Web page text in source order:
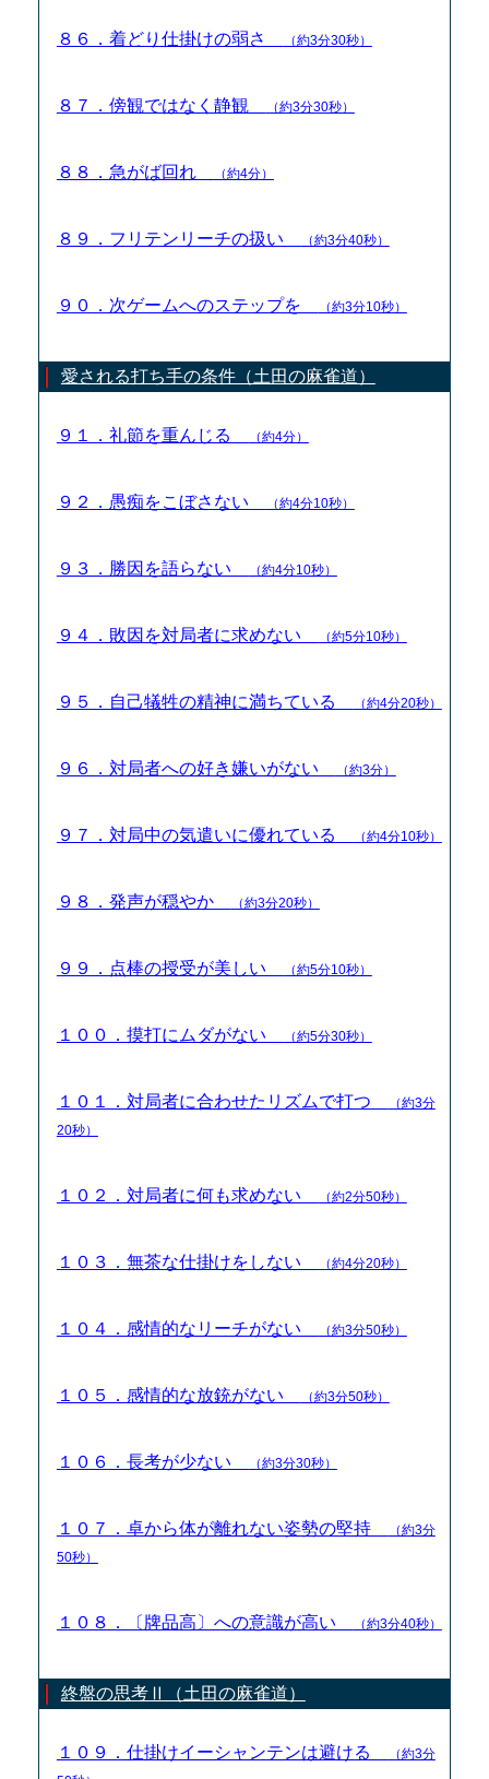
８６．着どり仕掛けの弱さ （約3分30秒）
８７．傍観ではなく静観 （約3分30秒）
８８．急がば回れ （約4分）
８９．フリテンリーチの扱い （約3分40秒）
９０．次ゲームへのステップを （約3分10秒）
愛される打ち手の条件（土田の麻雀道）
９１．礼節を重んじる （約4分）
９２．愚痴をこぼさない （約4分10秒）
９３．勝因を語らない （約4分10秒）
９４．敗因を対局者に求めない （約5分10秒）
９５．自己犠牲の精神に満ちている （約4分20秒）
９６．対局者への好き嫌いがない （約3分）
９７．対局中の気遣いに優れている （約4分10秒）
９８．発声が穏やか （約3分20秒）
９９．点棒の授受が美しい （約5分10秒）
１００．摸打にムダがない （約5分30秒）
１０１．対局者に合わせたリズムで打つ
（約3分
20秒）
１０２．対局者に何も求めない （約2分50秒）
１０３．無茶な仕掛けをしない （約4分20秒）
１０４．感情的なリーチがない （約3分50秒）
１０５．感情的な放銃がない （約3分50秒）
１０６．長考が少ない （約3分30秒）
１０７．卓から体が離れない姿勢の堅持
（約3分
50秒）
１０８．〔牌品高〕への意識が高い （約3分40秒）
終盤の思考Ⅱ（土田の麻雀道）
１０９．仕掛けイーシャンテンは避ける
（約3分